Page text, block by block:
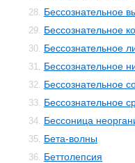
28. Бессознательное
29. Бессознательное
30. Бессознательное
31. Бессознательное
32. Бессознательное
33. Бессознательное
34. Бессоница
35. Бета-волны
36. Беттолепсия